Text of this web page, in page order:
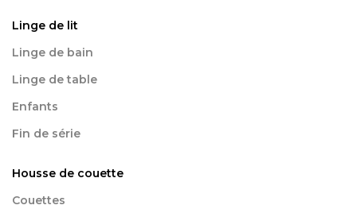
Linge de lit
Linge de bain
Linge de table
Enfants
Fin de série
Housse de couette
Couettes